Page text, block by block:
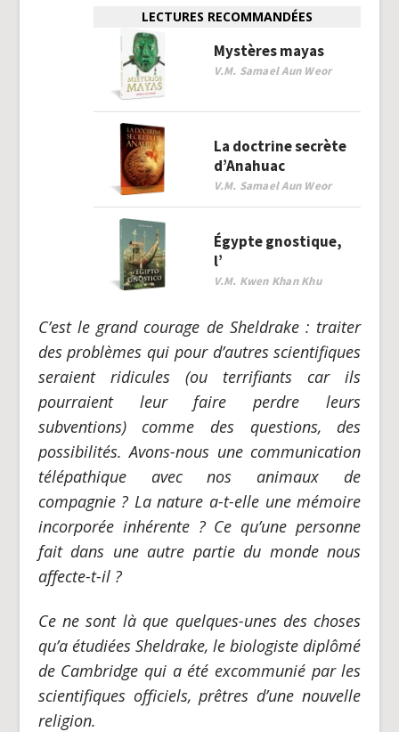
LECTURES RECOMMANDÉES
Mystères mayas
V.M. Samael Aun Weor
La doctrine secrète
d’Anahuac
V.M. Samael Aun Weor
Égypte gnostique,
l’
V.M. Kwen Khan Khu
C’est le grand courage de Sheldrake : traiter
des problèmes qui pour d’autres scientifiques
seraient ridicules (ou terrifiants car ils
pourraient leur faire perdre leurs
subventions) comme des questions, des
possibilités. Avons-nous une communication
télépathique avec nos animaux de
compagnie ? La nature a-t-elle une mémoire
incorporée inhérente ? Ce qu’une personne
fait dans une autre partie du monde nous
affecte-t-il ?
Ce ne sont là que quelques-unes des choses
qu’a étudiées Sheldrake, le biologiste diplômé
de Cambridge qui a été excommunié par les
scientifiques officiels, prêtres d’une nouvelle
religion.